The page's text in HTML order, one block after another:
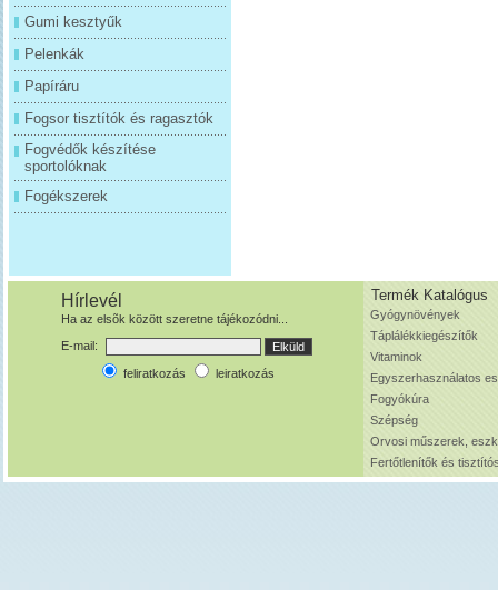
Gumi kesztyűk
Pelenkák
Papíráru
Fogsor tisztítók és ragasztók
Fogvédők készítése
sportolóknak
Fogékszerek
Hírlevél
Ha az elsõk között szeretne tájékozódni...
E-mail:
feliratkozás leiratkozás
Termék Katalógus
Gyógynövények
Táplálékkiegészítők
Vitaminok
Egyszerhasználatos
Fogyókúra
Szépség
Orvosi műszerek,
Fertőtlenítők és